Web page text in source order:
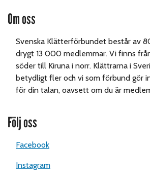
Om oss
Svenska Klätterförbundet består av
drygt 13 000 medlemmar. Vi finns
söder till Kiruna i norr. Klättrarna i
betydligt fler och vi som förbund gör
för din talan, oavsett om du är
Följ oss
Facebook
Instagram